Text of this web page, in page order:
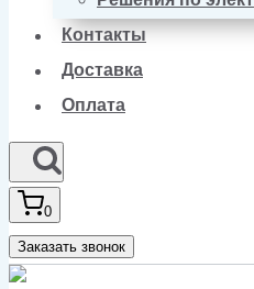
Контакты
Доставка
Оплата
0
Заказать звонок